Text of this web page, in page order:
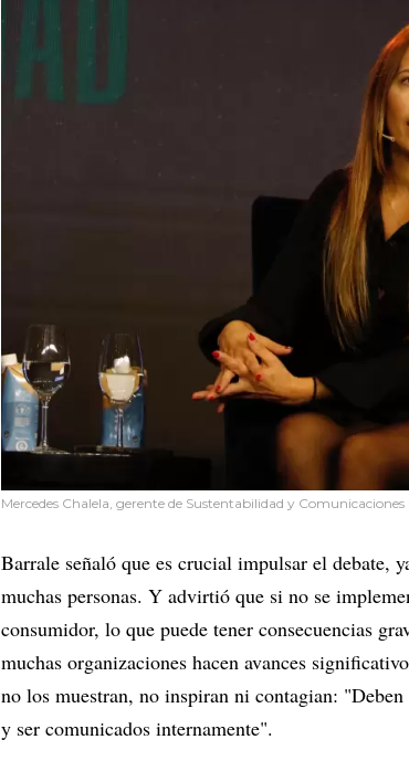
Mercedes Chalela, gerente de Sustentabilidad y
Barrale señaló que es crucial impulsar el debate,
muchas personas. Y advirtió que si no se
consumidor, lo que puede tener consecuencias
muchas organizaciones hacen avances
no los muestran, no inspiran ni contagian:
y ser comunicados internamente".